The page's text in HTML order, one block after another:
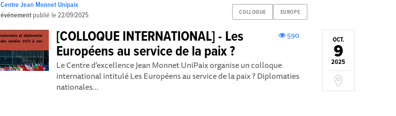
COLLOQUE EUROPE
Centre Jean Monnet Unipaix
événement publié le22/09/2025
OCT.
9
2025
590
[COLLOQUE INTERNATIONAL] - Les
Européens au service de la paix ?
Le Centre d'excellence Jean Monnet UniPaix organise un colloque
international intitulé Les Européens au service de la paix ? Diplomaties
nationales...